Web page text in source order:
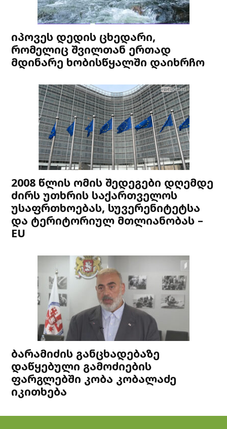
იპოვეს დედის ცხედარი,
რომელიც შვილთან ერთად
მდინარე ხობისწყალში დაიხრჩო
2008 წლის ომის შედეგები დღემდე
ძირს უთხრის საქართველოს
უსაფრთხოებას, სუვერენიტეტსა
და ტერიტორიულ მთლიანობას –
EU
ბარამიძის განცხადებაზე
დაწყებული გამოძიების
ფარგლებში კობა კობალაძე
იკითხება